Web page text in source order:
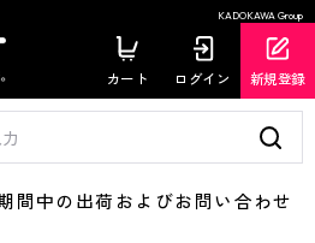
KADOKAWA Group
カート ログイン 新規登録
中の出荷およびお問い合わせ